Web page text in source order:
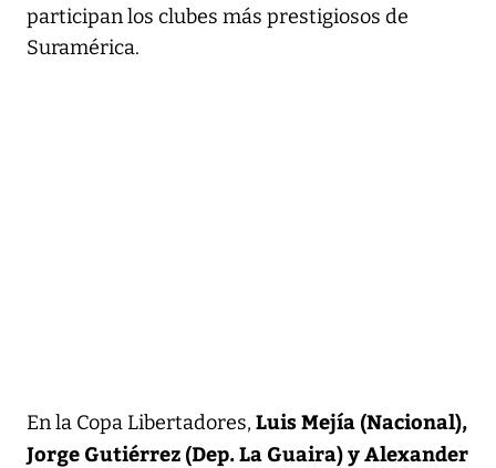
participan los clubes más prestigiosos de
Suramérica.
En la Copa Libertadores, Luis Mejía (Nacional),
Jorge Gutiérrez (Dep. La Guaira) y Alexander